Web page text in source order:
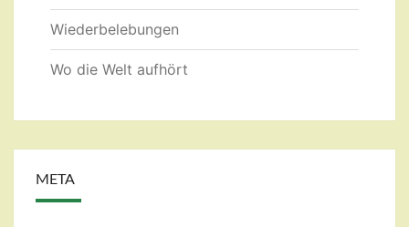
Wiederbelebungen
Wo die Welt aufhört
META